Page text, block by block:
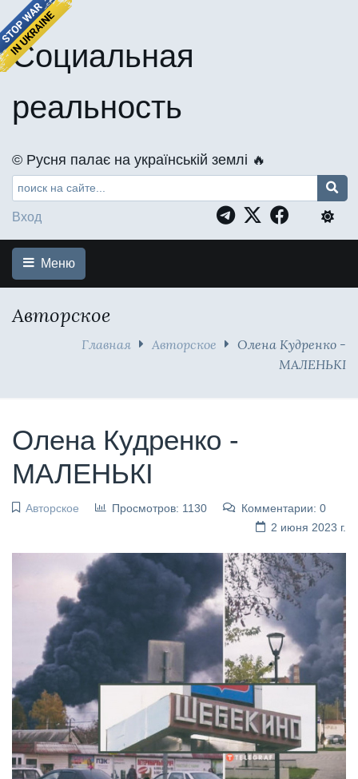
Социальная
реальность
©️ Русня палає на українській землі 🔥
Вход
Меню
Авторское
Главная Авторское
Олена Кудренко -
МАЛЕНЬКІ
Олена Кудренко -
МАЛЕНЬКІ
Авторское Просмотров: 1130
Комментарии: 0
2 июня 2023 г.